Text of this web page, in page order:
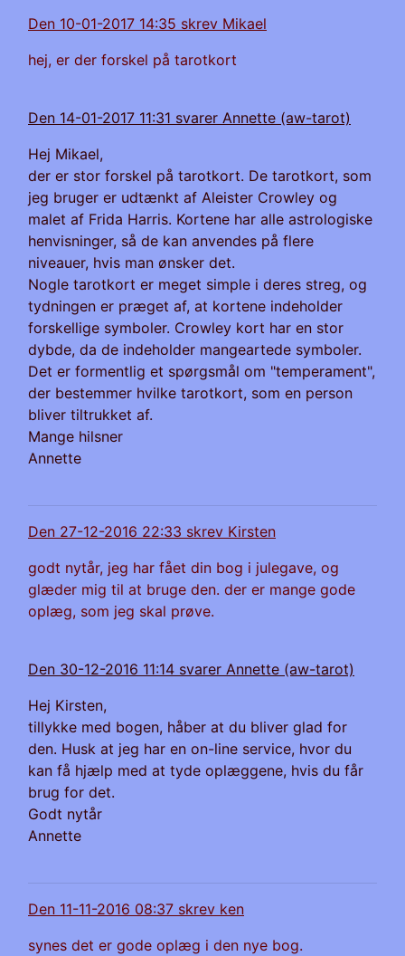
Den 10-01-2017 14:35 skrev Mikael
hej, er der forskel på tarotkort
Den 14-01-2017 11:31 svarer Annette (aw-tarot)
Hej Mikael,
der er stor forskel på tarotkort. De tarotkort, som
jeg bruger er udtænkt af Aleister Crowley og
malet af Frida Harris. Kortene har alle astrologiske
henvisninger, så de kan anvendes på flere
niveauer, hvis man ønsker det.
Nogle tarotkort er meget simple i deres streg, og
tydningen er præget af, at kortene indeholder
forskellige symboler. Crowley kort har en stor
dybde, da de indeholder mangeartede symboler.
Det er formentlig et spørgsmål om "temperament",
der bestemmer hvilke tarotkort, som en person
bliver tiltrukket af.
Mange hilsner
Annette
Den 27-12-2016 22:33 skrev Kirsten
godt nytår, jeg har fået din bog i julegave, og
glæder mig til at bruge den. der er mange gode
oplæg, som jeg skal prøve.
Den 30-12-2016 11:14 svarer Annette (aw-tarot)
Hej Kirsten,
tillykke med bogen, håber at du bliver glad for
den. Husk at jeg har en on-line service, hvor du
kan få hjælp med at tyde oplæggene, hvis du får
brug for det.
Godt nytår
Annette
Den 11-11-2016 08:37 skrev ken
synes det er gode oplæg i den nye bog.